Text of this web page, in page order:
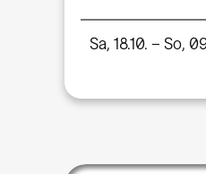
Sa, 18.10. – So,